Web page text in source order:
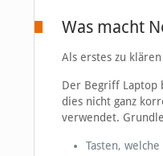
Was macht
Als erstes zu
Der Begriff Laptop
dies nicht ganz
verwendet.
Tasten,